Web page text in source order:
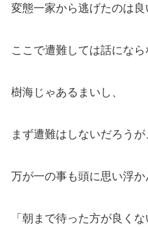
変態一家から逃げたのは良
ここで遭難しては話になら
樹海じゃあるまいし、
まず遭難はしないだろうが
万が一の事も頭に思い浮か
「朝まで待った方が良くな